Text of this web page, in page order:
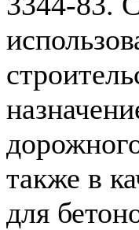
также в
для